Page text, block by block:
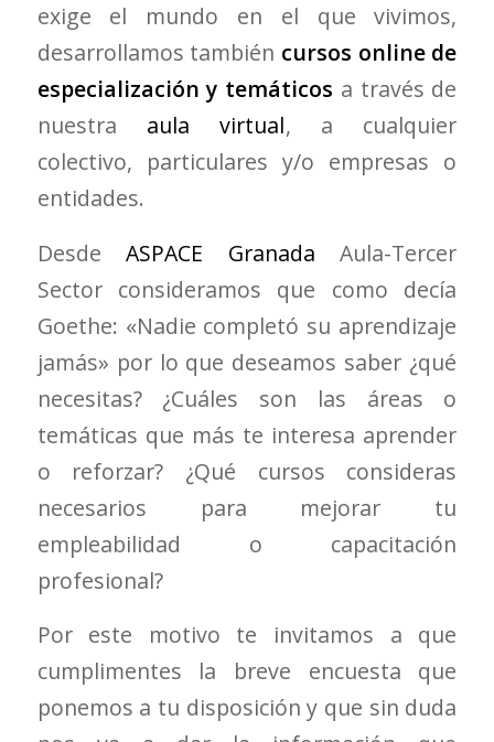
exige el mundo en el que vivimos,
desarrollamos también cursos online de
especialización y temáticos a través de
nuestra aula virtual, a cualquier
colectivo, particulares y/o empresas o
entidades.
DesdeASPACE Granada Aula-Tercer
Sector consideramos que como decía
Goethe: «Nadie completó su aprendizaje
jamás» por lo que deseamos saber ¿qué
necesitas? ¿Cuáles son las áreas o
temáticas que más te interesa aprender
o reforzar? ¿Qué cursos consideras
necesarios para mejorar tu
empleabilidad o capacitación
profesional?
Por este motivo te invitamos a que
cumplimentes la breve encuesta que
ponemos a tu disposición y que sin duda